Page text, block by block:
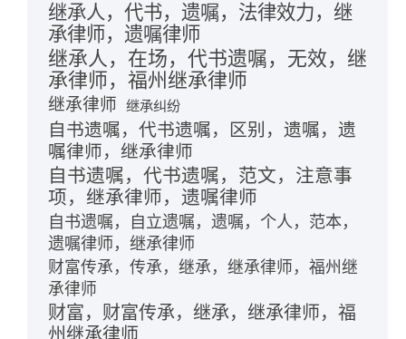
继承人，代书，遗嘱，法律效力，继
承律师，遗嘱律师
继承人，在场，代书遗嘱，无效，继
承律师，福州继承律师
继承律师 继承纠纷
自书遗嘱，代书遗嘱，区别，遗嘱，遗
嘱律师，继承律师
自书遗嘱，代书遗嘱，范文，注意事
项，继承律师，遗嘱律师
自书遗嘱，自立遗嘱，遗嘱，个人，范本，
遗嘱律师，继承律师
财富传承，传承，继承，继承律师，福州继
承律师
财富，财富传承，继承，继承律师，福
州继承律师